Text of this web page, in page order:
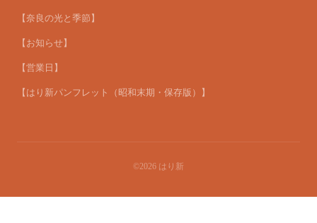
【奈良の光と季節】
【お知らせ】
【営業日】
【はり新パンフレット（昭和末期・保存版）】
©2026 はり新